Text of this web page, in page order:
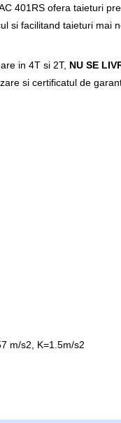
401RS ofera taieturi
si facilitand taieturi mai
in 4T si 2T, NU SE
si certificatul de
m/s2, K=1.5m/s2